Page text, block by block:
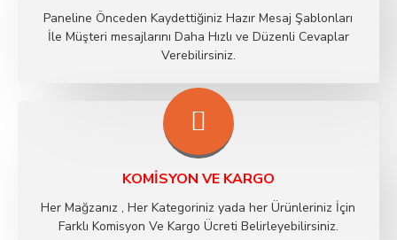
Paneline Önceden Kaydettiğiniz Hazır Mesaj Şablonları
İle Müşteri mesajlarını Daha Hızlı ve Düzenli Cevaplar
Verebilirsiniz.
KOMISYON VE KARGO
Her Mağzanız , Her Kategoriniz yada her Ürünleriniz İçin
Farklı Komisyon Ve Kargo Ücreti Belirleyebilirsiniz.